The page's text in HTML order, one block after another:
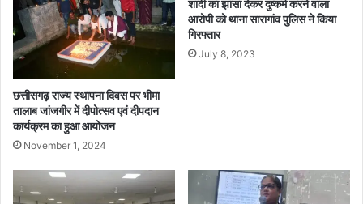
यों
ए
वं
र्म
चा
रि
यों
का
छत्तीसगढ़ राज्य स्थापना दिवस पर भीमा
तालाब जांजगीर में दीपोत्सव एवं दीपदान
कार्यक्रम का हुआ आयोजन
November 1, 2024
शादी का झांसा देकर दुष्कर्म करने वाला
आरोपी को थाना सारागांव पुलिस ने किया
गिरफ्तार
July 8, 2023